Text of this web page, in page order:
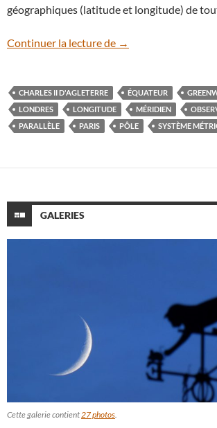
géographiques (latitude et longitude) de
Continuer la lecture de Le méridien de
→
CHARLES II D'AGLETERRE ÉQUATEUR
LONDRES
LONGITUDE MÉRIDIEN
PARALLÈLE
PARIS PÔLE SYSTÈME
GALERIES
Cette galerie contient27 photos.